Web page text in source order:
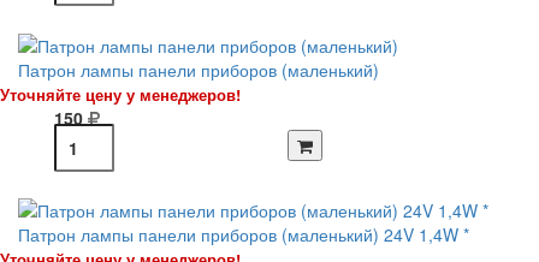
Патрон лампы панели приборов (маленький)
Уточняйте цену у менеджеров!
150
Патрон лампы панели приборов (маленький) 24V 1,4W *